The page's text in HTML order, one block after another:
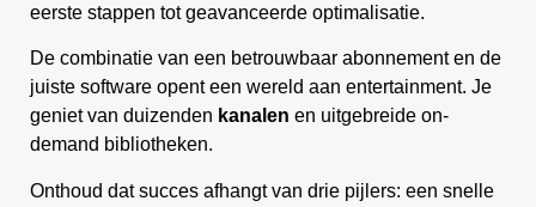
eerste stappen tot geavanceerde optimalisatie.
De combinatie van een betrouwbaar abonnement en de
juiste software opent een wereld aan entertainment. Je
geniet van duizenden kanalen en uitgebreide on-
demand bibliotheken.
Onthoud dat succes afhangt van drie pijlers: een snelle